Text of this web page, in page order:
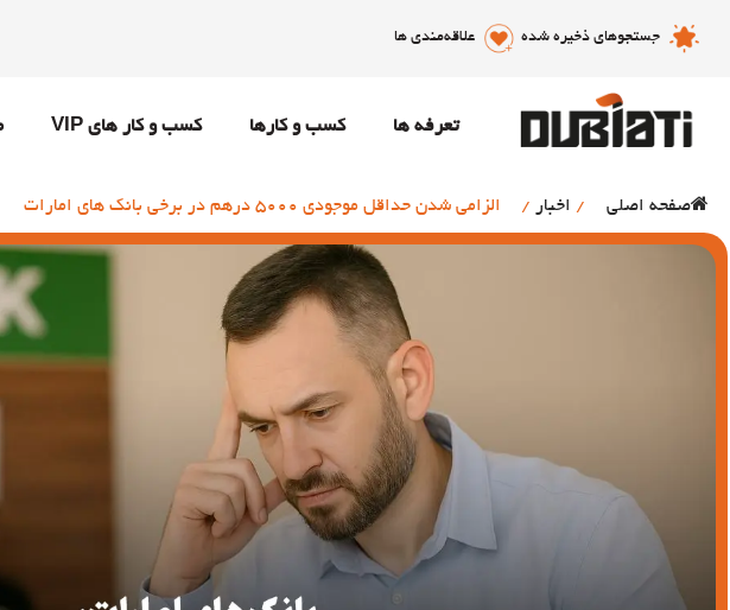
جستجوهای ذخیره شده علاقه‌مندی ها
تعرفه ها کسب و کارها کسب و کار های VIP
صفحه اصلی / اخبار / الزامی شدن حداقل موجودی 5000 درهم در برخی بانک های امارات